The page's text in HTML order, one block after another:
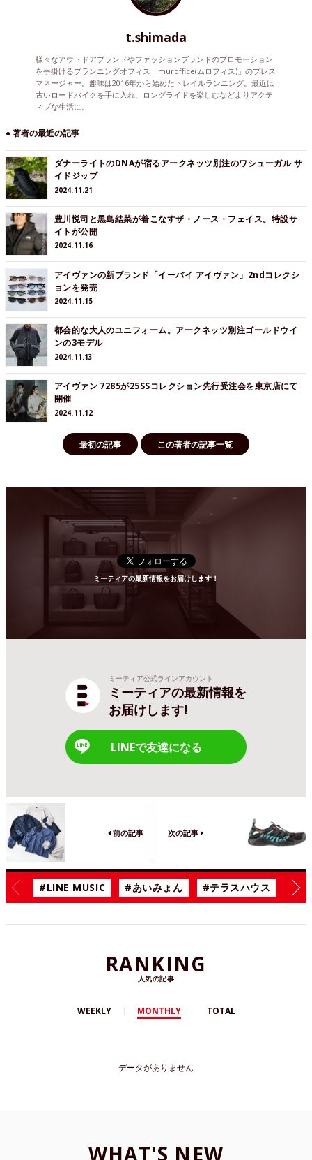
t.shimada
様々なアウトドアブランドやファッションブランドのプロモーション
を手掛けるプランニングオフィス「muroffice(ムロフィス)」のプレス
マネージャー。趣味は2016年から始めたトレイルランニング。最近は
古いロードバイクを手に入れ、ロングライドを楽しむなどよりアクテ
ィブな生活に。
● 著者の最近の記事
ダナーライトのDNAが宿るアークネッツ別注のワシューガル サ
イドジップ
2024.11.21
豊川悦司と黒島結菜が着こなすザ・ノース・フェイス。特設サ
イトが公開
2024.11.16
アイヴァンの新ブランド「イーバイ アイヴァン」2ndコレクシ
ョンを発売
2024.11.15
都会的な大人のユニフォーム。アークネッツ別注ゴールドウイ
ンの3モデル
2024.11.13
アイヴァン 7285が25SSコレクション先行受注会を東京店にて
開催
2024.11.12
最初の記事 この著者の記事一覧
ミーティアの最新情報をお届けします！
ミーティア公式ラインアカウント
ミーティアの最新情報を
お届けします!
LINEで友達になる
前の記事 次の記事
#LINE MUSIC #あいみょん #テラスハウス #
RANKING
人気の記事
WEEKLY MONTHLY TOTAL
データがありません
WHAT'S NEW